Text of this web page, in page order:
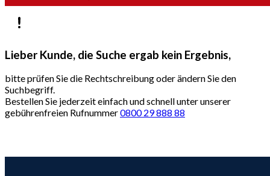
Lieber Kunde, die Suche ergab kein Ergebnis,
bitte prüfen Sie die Rechtschreibung oder ändern Sie den
Suchbegriff.
Bestellen Sie jederzeit einfach und schnell unter unserer
gebührenfreien Rufnummer0800 29 888 88